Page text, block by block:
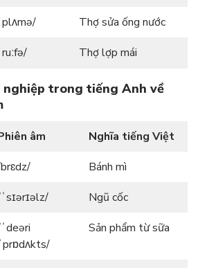
Thợ sửa ống nước
Thợ lợp mái
nghiệp trong tiếng Anh về
âm
Nghĩa tiếng Việt
Bánh mì
Ngũ cốc
ˈprɒdʌkts/
Sản phẩm từ sữa